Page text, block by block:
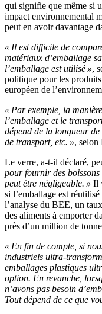
qui signifie que même si
impact environnemental
peut en avoir davantage
« Il est difficile de
matériaux d’emballage
l’emballage est utilisé »,
politique pour les
européen de
« Par exemple, la
l’emballage et le
dépend de la longueur
de transport, etc. », selon
Le verre, a-t-il déclaré,
pour fournir des
peut être négligeable. » Il
si l’emballage est
l’analyse du BEE, un
des aliments à emporter
près d’un million de
« En fin de compte, si
industriels ultra-
emballages plastiques
option. En revanche,
n’avons pas besoin
Tout dépend de ce que